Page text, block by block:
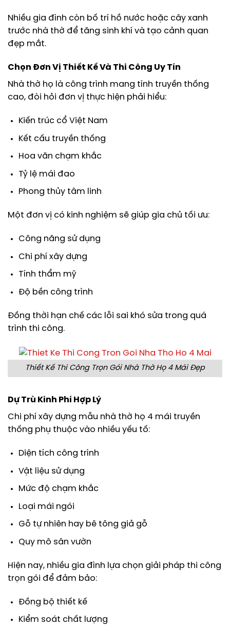
Nhiều gia đình còn bố trí hồ nước hoặc cây xanh
trước nhà thờ để tăng sinh khí và tạo cảnh quan
đẹp mắt.
Chọn Đơn Vị Thiết Kế Và Thi Công Uy Tín
Nhà thờ họ là công trình mang tính truyền thống
cao, đòi hỏi đơn vị thực hiện phải hiểu:
Kiến trúc cổ Việt Nam
Kết cấu truyền thống
Hoa văn chạm khắc
Tỷ lệ mái đao
Phong thủy tâm linh
Một đơn vị có kinh nghiệm sẽ giúp gia chủ tối ưu:
Công năng sử dụng
Chi phí xây dựng
Tính thẩm mỹ
Độ bền công trình
Đồng thời hạn chế các lỗi sai khó sửa trong quá
trình thi công.
Thiết Kế Thi Công Trọn Gói Nhà Thờ Họ 4 Mái Đẹp
Dự Trù Kinh Phí Hợp Lý
Chi phí xây dựng mẫu nhà thờ họ 4 mái truyền
thống phụ thuộc vào nhiều yếu tố:
Diện tích công trình
Vật liệu sử dụng
Mức độ chạm khắc
Loại mái ngói
Gỗ tự nhiên hay bê tông giả gỗ
Quy mô sân vườn
Hiện nay, nhiều gia đình lựa chọn giải pháp thi công
trọn gói để đảm bảo:
Đồng bộ thiết kế
Kiểm soát chất lượng